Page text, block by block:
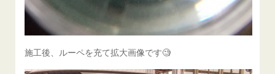
施工後、ルーペを充て拡大画像です🧐